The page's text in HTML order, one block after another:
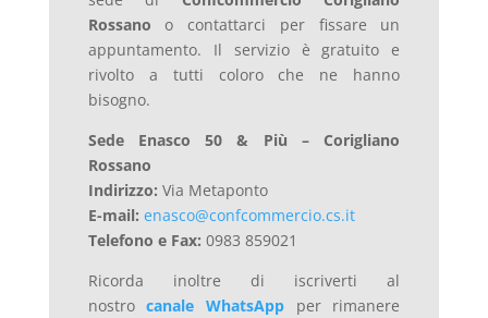
Rossano
o contattarci per fissare un
appuntamento. Il servizio ègratuito e
rivolto a tutti coloro che ne hanno
bisogno.
Sede Enasco 50 & Più – Corigliano
Rossano
Indirizzo: Via Metaponto
E-mail: enasco@confcommercio.cs.it
Telefono e Fax: 0983 859021
Ricorda inoltre di iscriverti al
nostrocanale WhatsApp
per rimanere